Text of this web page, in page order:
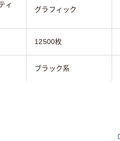
ィ
グラフィック
12500枚
ブラック系